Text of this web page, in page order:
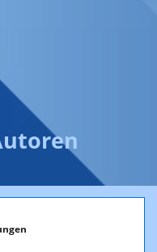
RTR AKTUELL 2/2021